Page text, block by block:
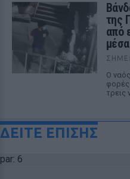
της
από
Ο
φορές
τρεις
ΔΕΙΤΕ ΕΠΙΣΗΣ
par: 6